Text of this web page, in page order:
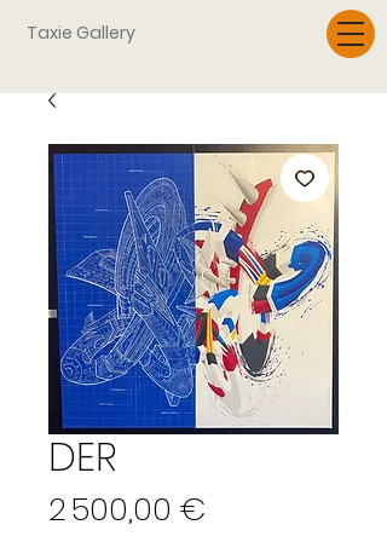
Taxie Gallery
DER
2 500,00 €